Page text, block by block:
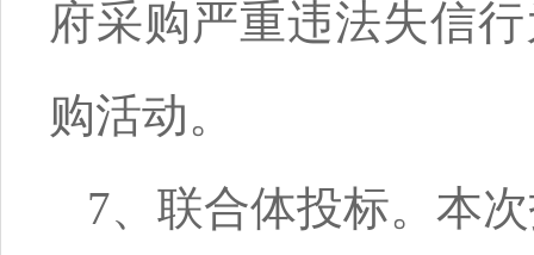
府采购严重违法失信
购活动。
7、联合体投标。本